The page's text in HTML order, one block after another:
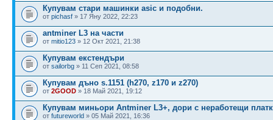
Купувам стари машинки asic и подобни.
от pichasf » 17 Яну 2022, 22:23
antminer L3 на части
от mitio123 » 12 Окт 2021, 21:38
Купувам екстендъри
от sailorbg » 11 Сеп 2021, 08:58
Купувам дъно s.1151 (h270, z170 и z270)
от 2GOOD » 18 Май 2021, 19:12
Купувам миньори Antminer L3+, дори с неработещи
от futureworld » 05 Май 2021, 16:36